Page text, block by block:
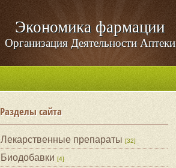
Экономика фармации
Организация Деятельности Аптеки
Разделы сайта
Лекарственные препараты [32]
Биодобавки [4]